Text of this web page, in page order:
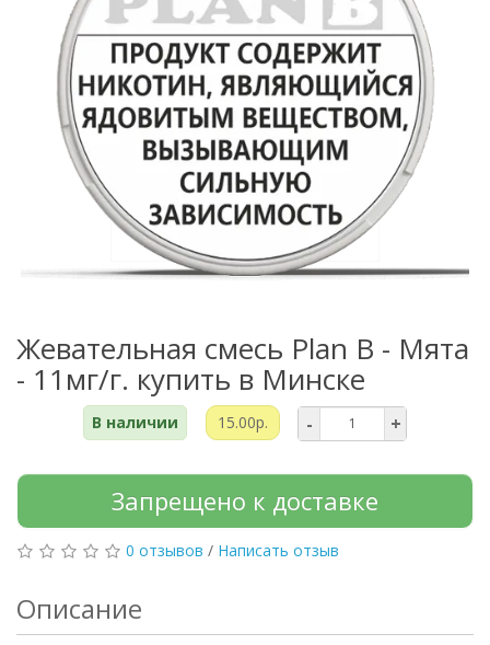
Жевательная смесь Plan B - Мята
- 11мг/г. купить в Минске
В наличии 15.00р. - +
Запрещено к доставке
0 отзывов / Написать отзыв
Описание